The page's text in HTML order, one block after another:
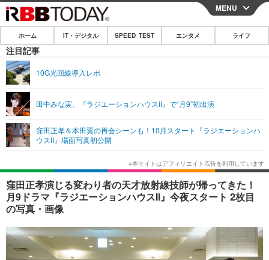
CLOSE
ホーム
IT・デジタル
ショッピング その他
SPEED TEST
エンタメ
エンタメTOP
韓国・芸能
音楽 スポーツ
グラビア
ショッピング その他
ライフ
ライフTOP グルメ
ペット ショッピング
その他
リリース一覧
プッシュ通知の停止方法
MENU
ホーム IT・デジタル SPEED TEST エンタメ ライフ
注目記事
10G光回線導入レポ
田中みな実、『ラジエーションハウスII』で“月9”初出演
窪田正孝＆本田翼の再会シーンも！10月スタート『ラジエーションハ
ウスII』場面写真初公開
窪田正孝演じる変わり者の天才放射線技師が帰ってきた！
月9ドラマ『ラジエーションハウスII』今夜スタート 2枚目
の写真・画像